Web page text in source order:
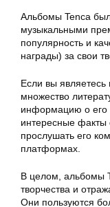
Альбомы Tenca
музыкальными
популярность и
награды) за свои
Если вы являетесь
множество
информацию о его
интересные факты
прослушать его
платформах.
В целом, альбомы
творчества и
Они пользуются